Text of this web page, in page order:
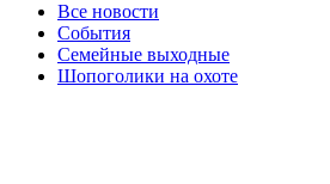
Все новости
События
Семейные выходные
Шопоголики на охоте